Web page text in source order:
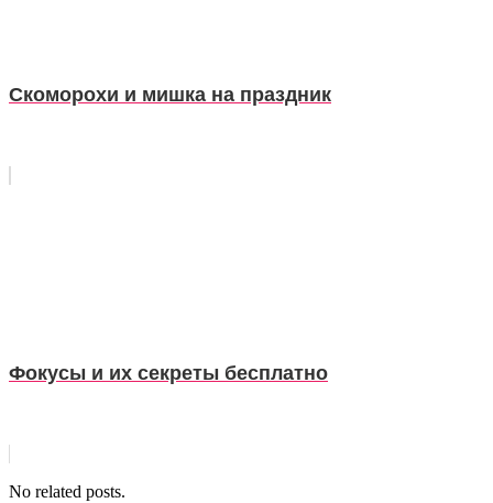
Скоморохи и мишка на праздник
Фокусы и их секреты бесплатно
No related posts.